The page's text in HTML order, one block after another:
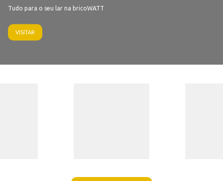
Tudo para o seu lar na bricoWATT
VISITAR